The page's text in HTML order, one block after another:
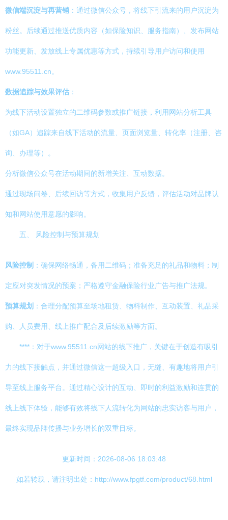
微信端沉淀与再营销 ：通过微信公众号，将线下引流来的用户沉淀为
粉丝。后续通过推送优质内容（如保险知识、服务指南）、发布网站
功能更新、发放线上专属优惠等方式，持续引导用户访问和使用
www.95511.cn。
数据追踪与效果评估 ：
为线下活动设置独立的二维码参数或推广链接，利用网站分析工具
（如GA）追踪来自线下活动的流量、页面浏览量、转化率（注册、咨
询、办理等）。
分析微信公众号在活动期间的新增关注、互动数据。
通过现场问卷、后续回访等方式，收集用户反馈，评估活动对品牌认
知和网站使用意愿的影响。
五、 风险控制与预算规划
风险控制 ：确保网络畅通，备用二维码；准备充足的礼品和物料；制
定应对突发情况的预案；严格遵守金融保险行业广告与推广法规。
预算规划 ：合理分配预算至场地租赁、物料制作、互动装置、礼品采
购、人员费用、线上推广配合及后续激励等方面。
****：对于www.95511.cn网站的线下推广，关键在于创造有吸引
力的线下接触点，并通过微信这一超级入口，无缝、有趣地将用户引
导至线上服务平台。通过精心设计的互动、即时的利益激励和连贯的
线上线下体验，能够有效将线下人流转化为网站的忠实访客与用户，
最终实现品牌传播与业务增长的双重目标。
更新时间：2026-08-06 18:03:48
如若转载，请注明出处：http://www.fpgtf.com/product/68.html